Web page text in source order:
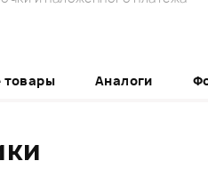
Аналоги